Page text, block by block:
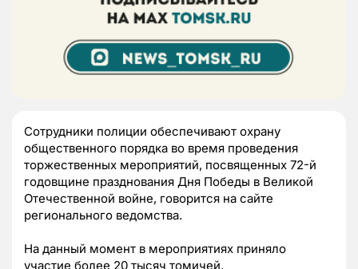
Сотрудники полиции обеспечивают охрану
общественного порядка во время проведения
торжественных мероприятий, посвященных 72-й
годовщине празднования Дня Победы в Великой
Отечественной войне, говорится на сайте
регионального ведомства.
На данный момент в мероприятиях приняло
участие более 20 тысяч томичей.